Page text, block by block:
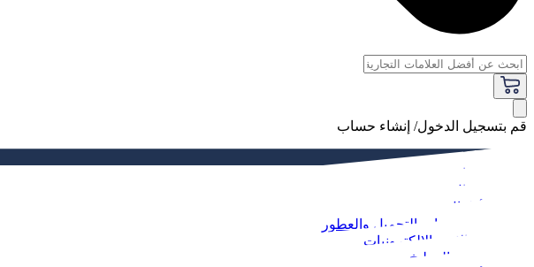
قم بتسجيل الدخول/ إنشاء حساب
فاخر
النساء
الرجال
الأطفال
مستحضرات التجميل والعطور
الجوالات والإلكترونيات
البيت والمطبخ